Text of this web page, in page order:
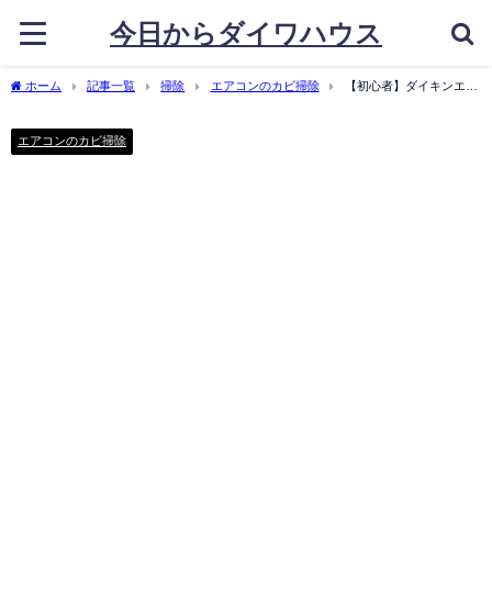
今日からダイワハウス
ホーム 記事一覧 掃除 エアコンのカビ掃除
【初心者】ダイキンエア
エアコンのカビ掃除